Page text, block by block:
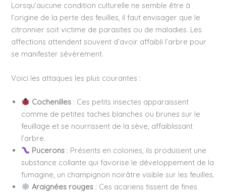
Lorsqu’aucune condition culturelle ne semble être à
l’origine de la perte des feuilles, il faut envisager que le
citronnier soit victime de parasites ou de maladies. Les
affections attendent souvent d’avoir affaibli l’arbre pour
se manifester sévèrement.
Voici les attaques les plus courantes :
Cochenilles : Ces petits insectes apparaissent
comme de petites taches blanches ou brunes sur le
feuillage et se nourrissent de la sève, affaiblissant
l’arbre.
Pucerons : Présents en colonies, ils produisent une
substance collante qui favorise le développement de la
fumagine, un champignon noirâtre visible sur les feuilles.
Araignées rouges : Ces acariens tissent de fines